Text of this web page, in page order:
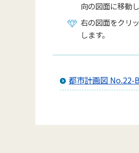
向の図面に移動し
右の図面をクリ
します。
都市計画図 No.22-